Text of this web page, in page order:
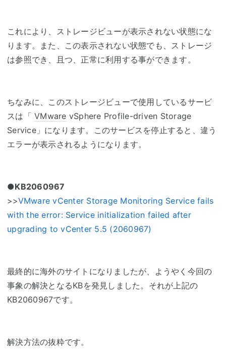
これにより、ストレージビューが表示されない状態にな
ります。また、この表示されない状態でも、ストレージ
は参照でき、且つ、正常に利用する事ができます。
ちなみに、このストレージビューで使用しているサービ
スは「 VMware vSphere Profile-driven Storage
Service」になります。このサービスを停止すると、違う
エラーが表示されるようになります。
●KB2060967
>>VMware vCenter Storage Monitoring Service fails
with the error: Service initialization failed after
upgrading to vCenter 5.5 (2060967)
最終的に海外のサイトになりましたが、ようやく今回の
事象の解決となるKBを発見しました。それが上記の
KB2060967です。
解決方法の抜粋です。